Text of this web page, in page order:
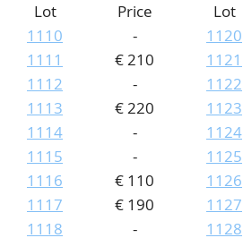
Lot
Price
1110
-
1111
€ 210
1112
-
1113
€ 220
1114
-
1115
-
1116
€ 110
1117
€ 190
1118
-
Lot
1120
1121
1122
1123
1124
1125
1126
1127
1128